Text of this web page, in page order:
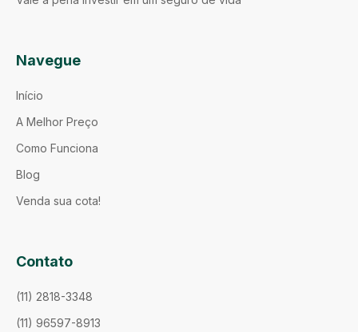
Navegue
Início
A Melhor Preço
Como Funciona
Blog
Venda sua cota!
Contato
(11) 2818-3348
(11) 96597-8913